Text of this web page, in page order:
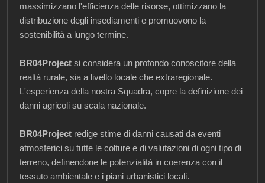
massimizzano l'efficienza delle risorse, ottimizzano la
distribuzione degli insediamenti e promuovono la
sostenibilità a lungo termine.
BR04Project si considera un profondo conoscitore della
realtà rurale, sia a livello locale che extraregionale.
L'esperienza della nostra Squadra, copre la definizione dei
danni agricoli su scala nazionale.
BR04Project redige stime di danni causati da eventi
atmosferici su tutte le colture e di valutazioni di ogni tipo di
terreno, definendone le potenzialità in coerenza con il
tessuto ambientale e i piani urbanistici locali.